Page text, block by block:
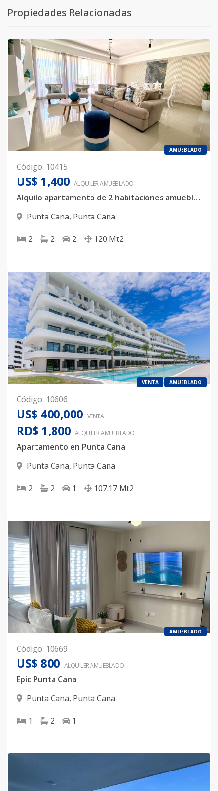
Propiedades Relacionadas
AMUEBLADO
Código: 10415
US$ 1,400 ALQUILERAMUEBLADO
Alquilo apartamento de 2 habitaciones amueblado en Punta cana📍
Punta Cana, Punta Cana
2 2 2 120 Mt2
VENTA AMUEBLADO
Código: 10606
US$ 400,000 VENTA
RD$ 1,800 ALQUILERAMUEBLADO
Apartamento en Punta Cana
Punta Cana, Punta Cana
2 2 1 107.17 Mt2
AMUEBLADO
Código: 10669
US$ 800 ALQUILERAMUEBLADO
Epic Punta Cana
Punta Cana, Punta Cana
1 2 1